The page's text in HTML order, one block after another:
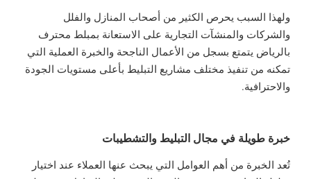
ولهذا السبب يحرص الكثير من أصحاب المنازل والفلل
والشركات والمنشآت التجارية على الاستعانة بمبلط محترف
بالرياض يتمتع بسجل من الأعمال الناجحة والخبرة العملية التي
تمكنه من تنفيذ مختلف مشاريع التبليط بأعلى مستويات الجودة
والاحترافية.
خبرة طويلة في مجال التبليط والتشطيبات
تُعد الخبرة من أهم العوامل التي يبحث عنها العملاء عند اختيار